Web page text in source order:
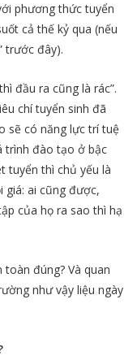
phương thức tuyển
cả thế kỷ qua (nếu
trước đây).
đầu ra cũng là rác”.
chí tuyển sinh đã
sẽ có năng lực trí tuệ
trình đào tạo ở bậc
tuyển thì chủ yếu là
giá: ai cũng được,
của họ ra sao thì hạ
đúng? Và quan
như vậy liệu ngày